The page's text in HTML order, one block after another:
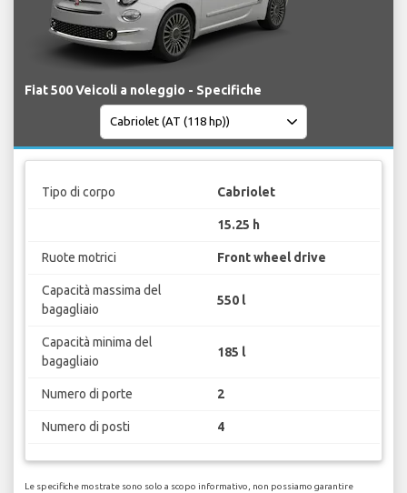
Fiat 500 Veicoli a noleggio - Specifiche
Tipo di corpo Cabriolet
15.25 h
Ruote motrici Front wheel drive
Capacità massima del
bagagliaio
550 l
Capacità minima del
bagagliaio
185 l
Numero di porte 2
Numero di posti 4
Le specifiche mostrate sono solo a scopo informativo, non possiamo garantire